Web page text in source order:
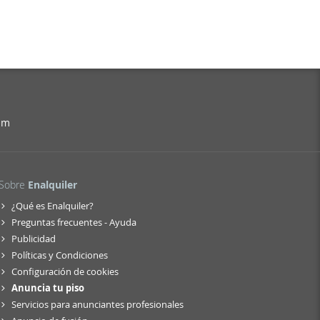
Enalquiler
¿Qué es Enalquiler?
Preguntas frecuentes - Ayuda
Publicidad
Políticas y Condiciones
Configuración de cookies
Anuncia tu piso
Servicios para anunciantes profesionales